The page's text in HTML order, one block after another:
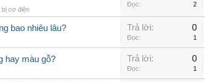
bị cơ điện
Đọc: 2
bao nhiêu lâu? Trả lời: 0
Đọc: 1
hay màu gỗ? Trả lời: 0
Đọc: 1